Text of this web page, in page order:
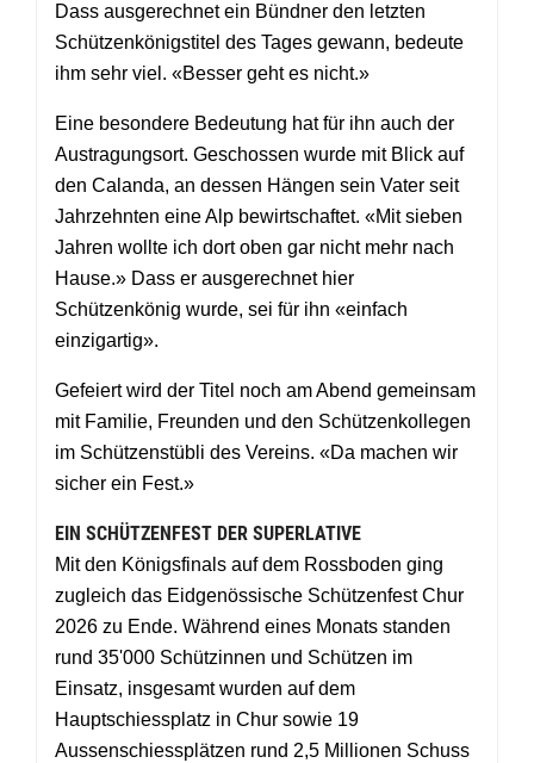
Dass ausgerechnet ein Bündner den letzten
Schützenkönigstitel des Tages gewann, bedeute
ihm sehr viel. «Besser geht es nicht.»
Eine besondere Bedeutung hat für ihn auch der
Austragungsort. Geschossen wurde mit Blick auf
den Calanda, an dessen Hängen sein Vater seit
Jahrzehnten eine Alp bewirtschaftet. «Mit sieben
Jahren wollte ich dort oben gar nicht mehr nach
Hause.» Dass er ausgerechnet hier
Schützenkönig wurde, sei für ihn «einfach
einzigartig».
Gefeiert wird der Titel noch am Abend gemeinsam
mit Familie, Freunden und den Schützenkollegen
im Schützenstübli des Vereins. «Da machen wir
sicher ein Fest.»
EIN SCHÜTZENFEST DER SUPERLATIVE
Mit den Königsfinals auf dem Rossboden ging
zugleich das Eidgenössische Schützenfest Chur
2026 zu Ende. Während eines Monats standen
rund 35'000 Schützinnen und Schützen im
Einsatz, insgesamt wurden auf dem
Hauptschiessplatz in Chur sowie 19
Aussenschiessplätzen rund 2,5 Millionen Schuss